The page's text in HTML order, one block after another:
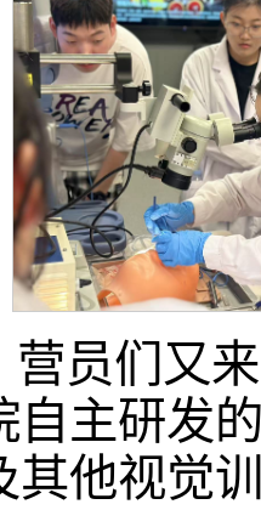
营员们又
自主研发
其他视觉